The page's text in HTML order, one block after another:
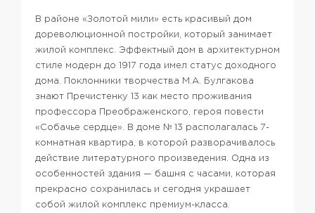
В районе «Золотой мили» есть красивый дом
дореволюционной постройки, который занимает
жилой комплекс. Эффектный дом в архитектурном
стиле модерн до 1917 года имел статус доходного
дома. Поклонники творчества М.А. Булгакова
знают Пречистенку 13 как место проживания
профессора Преображенского, героя повести
«Собачье сердце». В доме № 13 располагалась 7-
комнатная квартира, в которой разворачивалось
действие литературного произведения. Одна из
особенностей здания — башня с часами, которая
прекрасно сохранилась и сегодня украшает
собой жилой комплекс премиум-класса.